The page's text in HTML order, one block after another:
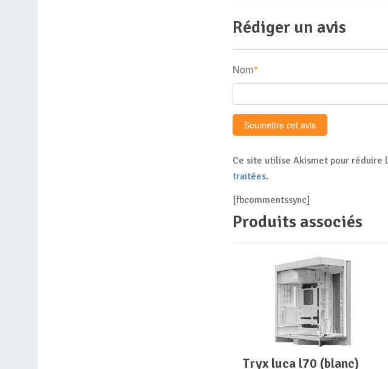
Rédiger un avis
Nom *
Ce site utilise Akismet pour réduire
traitées.
[fbcommentssync]
Produits associés
tryx luca l70 (blanc)